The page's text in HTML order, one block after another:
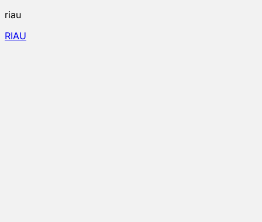
riau
RIAU